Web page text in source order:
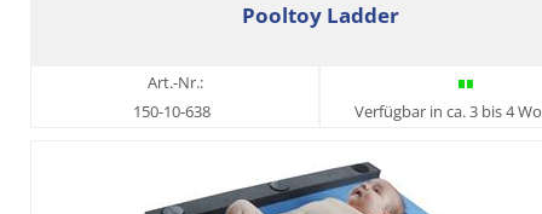
Pooltoy Ladder
Art.-Nr.:
150-10-638
Verfügbar in ca. 3 bis 4